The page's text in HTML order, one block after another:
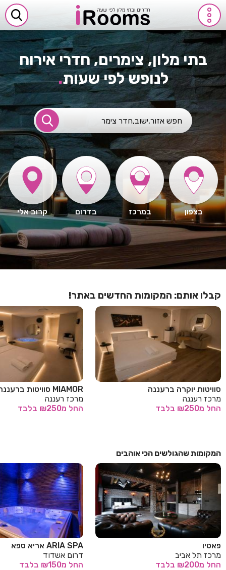
בתי מלון, צימרים, חדרי אירוח
לנופש לפי שעות.
בצפון במרכז בדרום קרוב אלי
קבלו אותם: המקומות החדשים באתר!
סוויטות יוקרה ברעננה
מרכז רעננה
החל מ₪250 בלבד
MIAMOR סוויטות ברעננה
מרכז רעננה
החל מ₪250 בלבד
המקומות שהגולשים הכי אוהבים
פאטיו
מרכז תל אביב
החל מ₪200 בלבד
ARIA SPA אריא ספא
דרום אשדוד
החל מ₪150 בלבד